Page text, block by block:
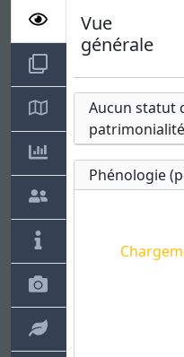
Vue
générale
Aucun statut
Phénologie
Chargement des